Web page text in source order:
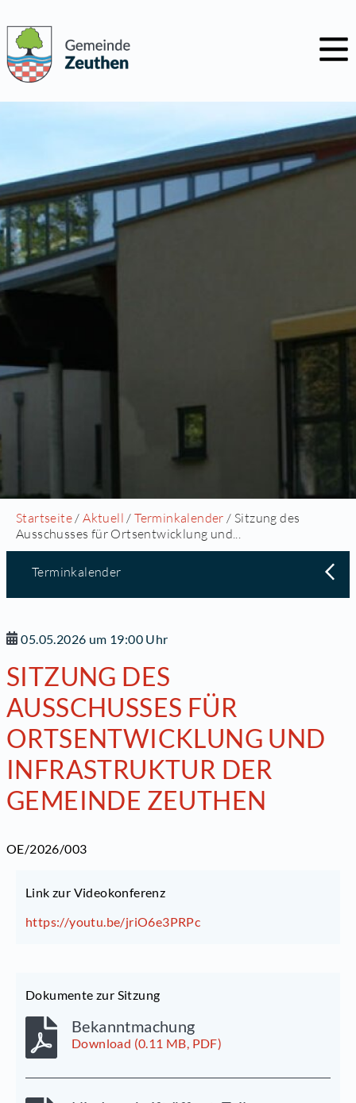
Startseite /Aktuell /Terminkalender / Sitzung des
Ausschusses für Ortsentwicklung und...
Terminkalender
05.05.2026 um 19:00 Uhr
SITZUNG DES
AUSSCHUSSES FÜR
ORTSENTWICKLUNG UND
INFRASTRUKTUR DER
GEMEINDE ZEUTHEN
OE/2026/003
Link zur Videokonferenz
https://youtu.be/jriO6e3PRPc
Dokumente zur Sitzung
Bekanntmachung
Download (0.11 MB, PDF)